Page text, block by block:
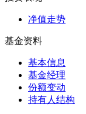
净值走势
基金资料
基本信息
基金经理
份额变动
持有人结构